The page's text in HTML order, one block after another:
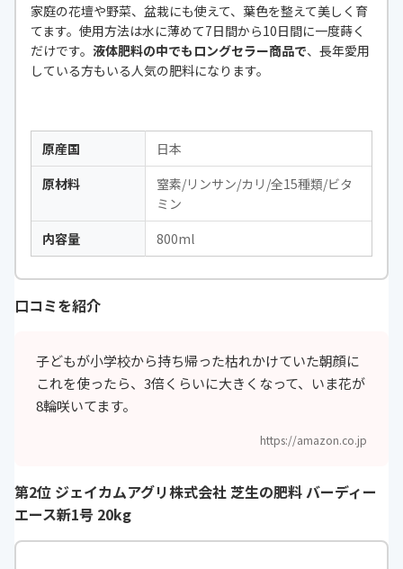
家庭の花壇や野菜、盆栽にも使えて、葉色を整えて美しく育
てます。使用方法は水に薄めて7日間から10日間に一度蒔く
だけです。 液体肥料の中でもロングセラー商品で、長年愛用
している方もいる人気の肥料になります。
原産国
日本
原材料
窒素/リンサン/カリ/全15種類/ビタ
ミン
内容量
800ml
口コミを紹介
子どもが小学校から持ち帰った枯れかけていた朝顔に
これを使ったら、3倍くらいに大きくなって、いま花が
8輪咲いてます。
https://amazon.co.jp
第2位 ジェイカムアグリ株式会社 芝生の肥料 バーディー
エース新1号 20kg